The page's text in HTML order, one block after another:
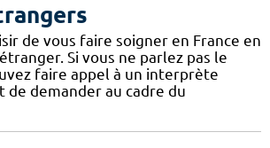
de vous faire soigner en France en
Si vous ne parlez pas le
faire appel à un interprète
demander au cadre du